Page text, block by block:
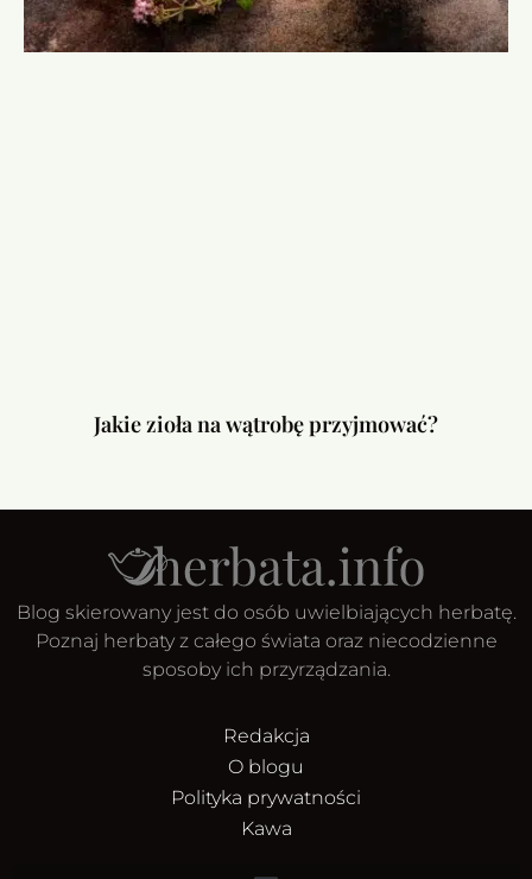
Jakie zioła na wątrobę przyjmować?
Blog skierowany jest do osób uwielbiających herbatę.
Poznaj herbaty z całego świata oraz niecodzienne
sposoby ich przyrządzania.
Redakcja
O blogu
Polityka prywatności
Kawa